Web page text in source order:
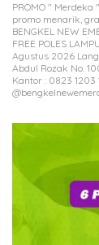
PROMO "
promo menarik,
BENGKEL NEW
FREE POLES
Agustus 2026
Abdul Rozak No.
Kantor : 0823